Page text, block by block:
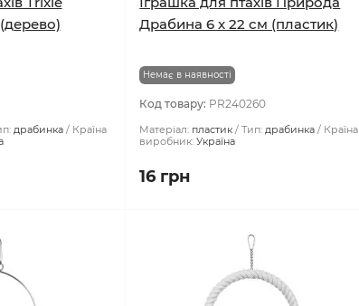
драбинка
Країна
Драбина 6 x 22 см (пластик)
Немає в наявності
Код товару: PR240260
Матеріал: пластик Тип: драбинка
Країна
виробник: Україна
16 грн